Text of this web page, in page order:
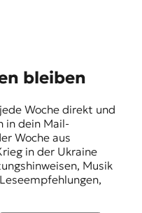
bleiben
Woche direkt und
in dein Mail-
Woche aus
in der Ukraine
Musik